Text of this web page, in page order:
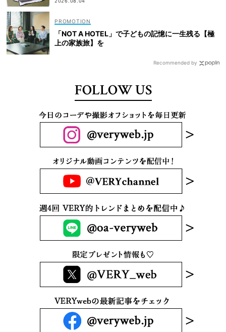
「NOT A HOTEL」で子どもの記憶に一生残る【極
上の家族旅】を
Recommended by
FOLLOW US